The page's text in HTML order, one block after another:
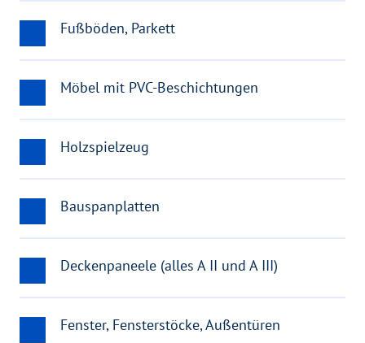
Fußböden, Parkett
Möbel mit PVC-Beschichtungen
Holzspielzeug
Bauspanplatten
Deckenpaneele (alles A II und A III)
Fenster, Fensterstöcke, Außentüren